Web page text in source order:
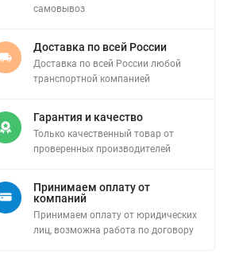
самовывоз
Доставка по всей России
Доставка по всей России любой
транспортной компанией
Гарантия и качество
Только качественный товар от
проверенных производителей
Принимаем оплату от
компаний
Принимаем оплату от юридических
лиц, возможна работа по договору